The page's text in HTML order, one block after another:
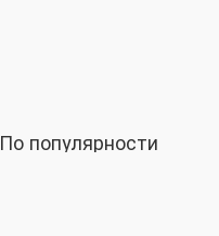
По популярности